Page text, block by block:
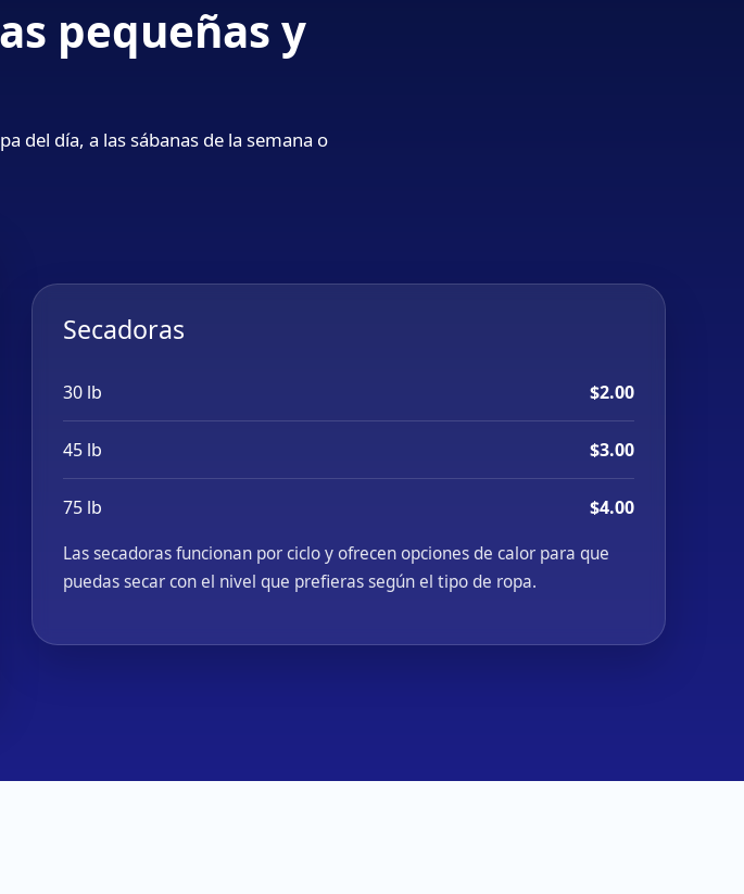
pequeñas y
del día, a las sábanas de la semana o
Secadoras
30 lb $2.00
45 lb $3.00
75 lb $4.00
Las secadoras funcionan por ciclo y ofrecen opciones de calor para que
puedas secar con el nivel que prefieras según el tipo de ropa.